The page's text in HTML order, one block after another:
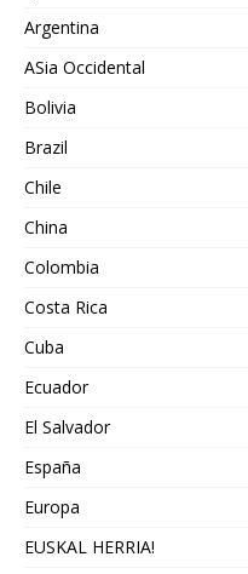
Argentina
ASia Occidental
Bolivia
Brazil
Chile
China
Colombia
Costa Rica
Cuba
Ecuador
El Salvador
España
Europa
EUSKAL HERRIA!